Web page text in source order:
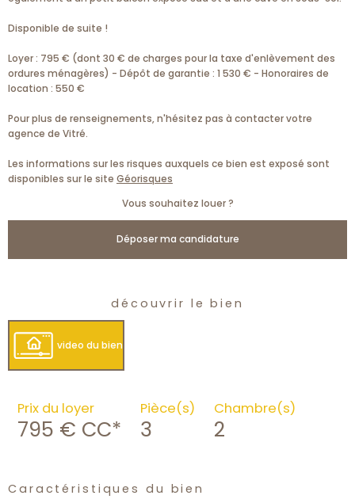
Disponible de suite !
Loyer : 795 € (dont 30 € de charges pour la taxe d'enlèvement des
ordures ménagères) - Dépôt de garantie : 1 530 € - Honoraires de
location : 550 €
Pour plus de renseignements, n'hésitez pas à contacter votre
agence de Vitré.
Les informations sur les risques auxquels ce bien est exposé sont
disponibles sur le site Géorisques
Vous souhaitez louer ?
Déposer ma candidature
découvrir le bien
video du bien
Prix du loyer
795 € CC*
Pièce(s)
3
Chambre(s)
2
Caractéristiques du bien